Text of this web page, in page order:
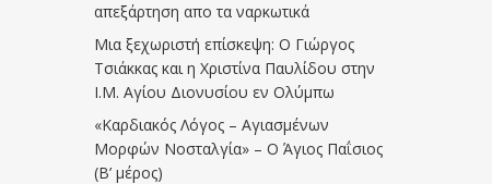
απεξάρτηση απο τα ναρκωτικά
Μια ξεχωριστή επίσκεψη: Ο Γιώργος
Τσιάκκας και η Χριστίνα Παυλίδου στην
Ι.Μ. Αγίου Διονυσίου εν Ολύμπω
«Καρδιακός Λόγος – Αγιασμένων
Μορφών Νοσταλγία» – Ο Άγιος Παΐσιος
(Β’ μέρος)